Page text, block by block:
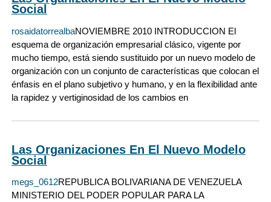
Social
rosaidatorrealbaNOVIEMBRE 2010 INTRODUCCION El
esquema de organización empresarial clásico, vigente por
mucho tiempo, está siendo sustituido por un nuevo modelo de
organización con un conjunto de características que colocan el
énfasis en el plano subjetivo y humano, y en la flexibilidad ante
la rapidez y vertiginosidad de los cambios en
Las Organizaciones En El Nuevo Modelo
Social
megs_0612REPUBLICA BOLIVARIANA DE VENEZUELA
MINISTERIO DEL PODER POPULAR PARA LA